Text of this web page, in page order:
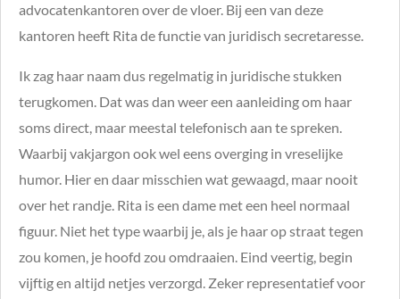
advocatenkantoren over de vloer. Bij een van deze
kantoren heeft Rita de functie van juridisch secretaresse.
Ik zag haar naam dus regelmatig in juridische stukken
terugkomen. Dat was dan weer een aanleiding om haar
soms direct, maar meestal telefonisch aan te spreken.
Waarbij vakjargon ook wel eens overging in vreselijke
humor. Hier en daar misschien wat gewaagd, maar nooit
over het randje. Rita is een dame met een heel normaal
figuur. Niet het type waarbij je, als je haar op straat tegen
zou komen, je hoofd zou omdraaien. Eind veertig, begin
vijftig en altijd netjes verzorgd. Zeker representatief voor